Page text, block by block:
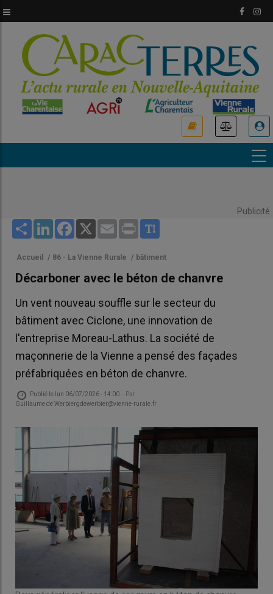
au
principal
Publicité
Share LinkedInFacebook
X Email Print
Accueil / 86 - La Vienne Rurale / bâtiment
Décarboner avec le béton de chanvre
Un vent nouveau souffle sur le secteur du
bâtiment avec Ciclone, une innovation de
l'entreprise Moreau-Lathus. La société de
maçonnerie de la Vienne a pensé des façades
préfabriquées en béton de chanvre.
Publié le lun 06/07/2026 - 14:00 - Par
Guillaume de Werbiergdewerbier@vienne-rurale.fr